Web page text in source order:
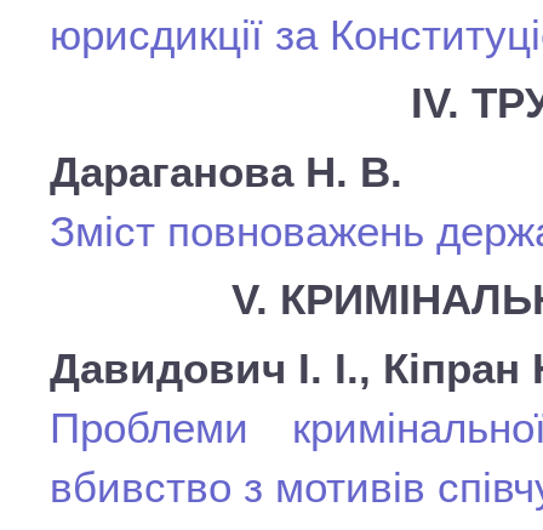
юрисдикції за
ІV.
Дараганова Н. В.
Зміст повноважень
V.
Давидович І. І.,
Проблеми
вбивство з мотивів